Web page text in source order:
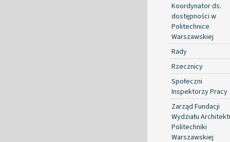
Koordynator ds.
dostępności w
Politechnice
Warszawskiej
Rady
Rzecznicy
Społeczni
Inspektorzy Pracy
Zarząd Fundacji
Wydziału
Politechniki
Warszawskiej